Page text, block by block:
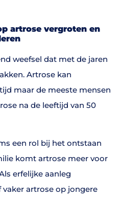
artrose vergroten en
weefsel dat met de jaren
Artrose kan
maar de meeste mensen
na de leeftijd van 50
een rol bij het ontstaan
komt artrose meer voor
erfelijke aanleg
artrose op jongere